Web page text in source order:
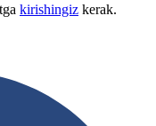
kirishingiz kerak.